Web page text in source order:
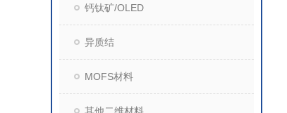
钙钛矿/OLED
异质结
MOFS材料